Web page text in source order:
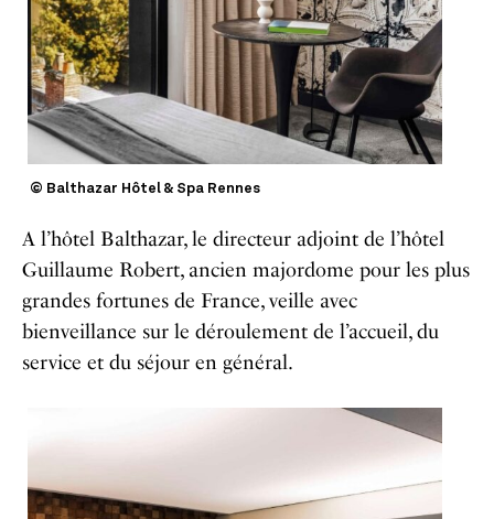
© Balthazar Hôtel & Spa Rennes
A l’hôtel Balthazar, le directeur adjoint de l’hôtel
Guillaume Robert, ancien majordome pour les plus
grandes fortunes de France, veille avec
bienveillance sur le déroulement de l’accueil, du
service et du séjour en général.